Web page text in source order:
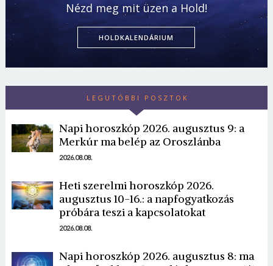
Nézd meg mit üzen a Hold!
HOLDKALENDÁRIUM
LEGUTÓBBI POSZTOK
Napi horoszkóp 2026. augusztus 9: a
Merkúr ma belép az Oroszlánba
2026.08.08.
Heti szerelmi horoszkóp 2026.
augusztus 10-16.: a napfogyatkozás
próbára teszi a kapcsolatokat
2026.08.08.
Napi horoszkóp 2026. augusztus 8: ma
Borsonline bejelentkezés
E-mail cím vagy felhasználónév
Jelszó